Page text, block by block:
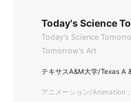
Today's Science
Today's Science
Tomorrow's Art
テキサスA&M大学/Texas A
アニメーション/Animation